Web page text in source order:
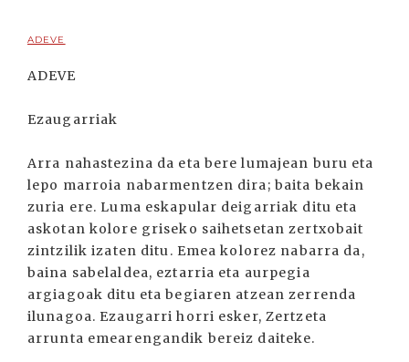
ADEVE
ADEVE
Ezaugarriak
Arra nahastezina da eta bere lumajean buru eta
lepo marroia nabarmentzen dira; baita bekain
zuria ere. Luma eskapular deigarriak ditu eta
askotan kolore griseko saihetsetan zertxobait
zintzilik izaten ditu. Emea kolorez nabarra da,
baina sabelaldea, eztarria eta aurpegia
argiagoak ditu eta begiaren atzean zerrenda
ilunagoa. Ezaugarri horri esker, Zertzeta
arrunta emearengandik bereiz daiteke.